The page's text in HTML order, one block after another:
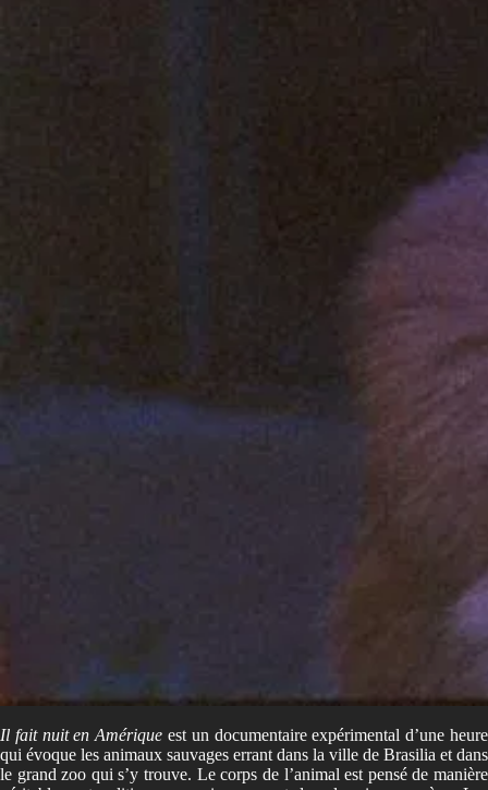
Il fait nuit en Amérique est un documentaire expérimental d’une heure
qui évoque les animaux sauvages errant dans la ville de Brasilia et dans
le grand zoo qui s’y trouve. Le corps de l’animal est pensé de manière